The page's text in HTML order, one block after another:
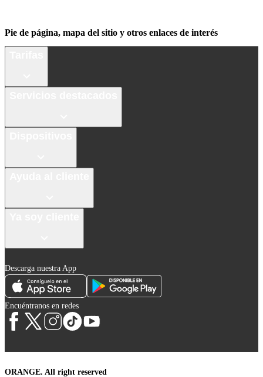
Pie de página, mapa del sitio y otros enlaces de interés
Descarga nuestra App
Encuéntranos en redes
ORANGE. All right reserved